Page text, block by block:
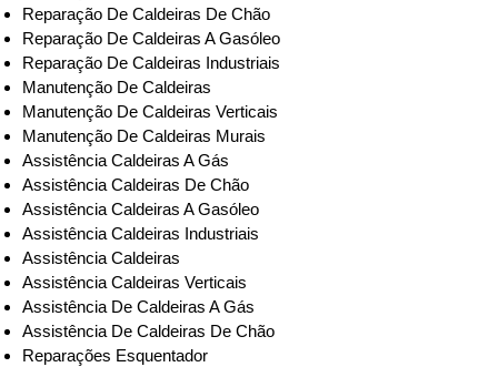
Reparação De Caldeiras De Chão
Reparação De Caldeiras A Gasóleo
Reparação De Caldeiras Industriais
Manutenção De Caldeiras
Manutenção De Caldeiras Verticais
Manutenção De Caldeiras Murais
Assistência Caldeiras A Gás
Assistência Caldeiras De Chão
Assistência Caldeiras A Gasóleo
Assistência Caldeiras Industriais
Assistência Caldeiras
Assistência Caldeiras Verticais
Assistência De Caldeiras A Gás
Assistência De Caldeiras De Chão
Reparações Esquentador